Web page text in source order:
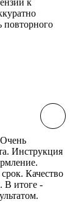
к
повторного
Очень
Инструкция
Качество
В итоге -